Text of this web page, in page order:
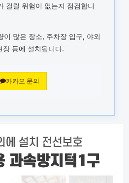
걸릴 위험이 없는지 점검합니
이 많은 장소, 주차장 입구, 야외
장 등에 설치됩니다.
카카오 문의